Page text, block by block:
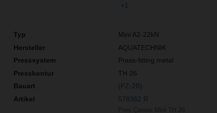
+1
Mini A2-22kN
AQUATECHNIK
Press-fitting metal
TH 26
(PZ-2B)
578362 R